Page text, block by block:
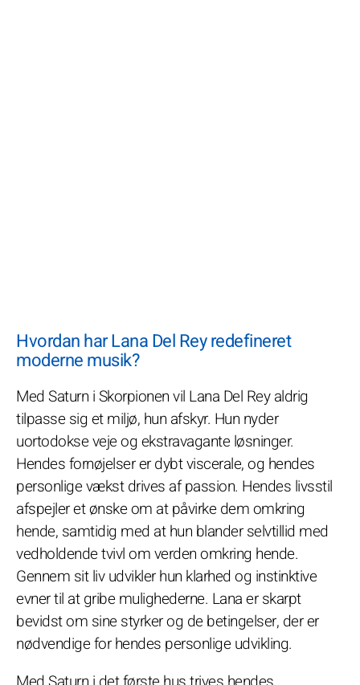
Hvordan har Lana Del Rey redefineret
moderne musik?
Med Saturn i Skorpionen vil Lana Del Rey aldrig
tilpasse sig et miljø, hun afskyr. Hun nyder
uortodokse veje og ekstravagante løsninger.
Hendes fornøjelser er dybt viscerale, og hendes
personlige vækst drives af passion. Hendes livsstil
afspejler et ønske om at påvirke dem omkring
hende, samtidig med at hun blander selvtillid med
vedholdende tvivl om verden omkring hende.
Gennem sit liv udvikler hun klarhed og instinktive
evner til at gribe mulighederne. Lana er skarpt
bevidst om sine styrker og de betingelser, der er
nødvendige for hendes personlige udvikling.